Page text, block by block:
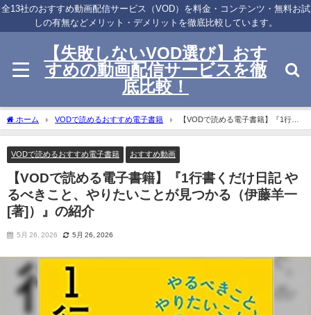
全13社のおすすめ動画配信サービス（VOD）を料金・コンテンツ・無料お試
しの有無などメリット・デメリットを徹底比較しています。
【失敗しないVOD選び】おす
すめの動画配信サービスを徹
底比較！
ホーム VODで読めるおすすめ電子書籍
【VODで読める電子書籍】『1行書
くだけ日記 やるべきこと、やりたいことが見つかる（伊藤羊一[著]）』の紹介
VODで読めるおすすめ電子書籍 おすすめ動画
【VODで読める電子書籍】『1行書くだけ日記 や
るべきこと、やりたいことが見つかる（伊藤羊一
[著]）』の紹介
5月 26, 2026 5月 26, 2026